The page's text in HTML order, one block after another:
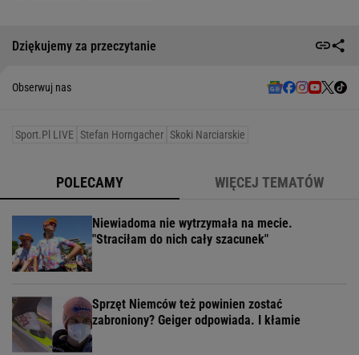
Dziękujemy za przeczytanie
Obserwuj nas
Sport.pl LIVE Stefan Horngacher Skoki Narciarskie
POLECAMY WIĘCEJ TEMATÓW
Niewiadoma nie wytrzymała na mecie.
"Straciłam do nich cały szacunek"
Sprzęt Niemców też powinien zostać
zabroniony? Geiger odpowiada. I kłamie